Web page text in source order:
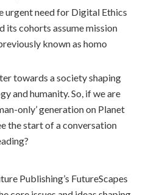
urgent need for Digital Ethics
its cohorts assume mission
known as homo
towards a society shaping
and humanity. So, if we are
only’ generation on Planet
the start of a conversation
Publishing’s FutureScapes